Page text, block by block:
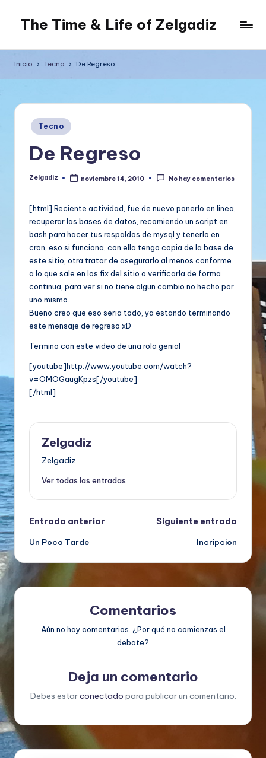
contenido
The Time & Life of Zelgadiz
Dream...
Inicio Tecno De Regreso
Publicado
en
Tecno
De Regreso
Publicado
Zelgadiz noviembre 14, 2010 No hay comentarios
[html] Reciente actividad, fue de nuevo ponerlo en linea,
recuperar las bases de datos, recomiendo un script en
bash para hacer tus respaldos de mysql y tenerlo en
cron, eso si funciona, con ella tengo copia de la base de
este sitio, otra tratar de asegurarlo al menos conforme
a lo que sale en los fix del sitio o verificarla de forma
continua, para ver si no tiene algun cambio no hecho por
uno mismo.
Bueno creo que eso seria todo, ya estando terminando
este mensaje de regreso xD
Termino con este video de una rola genial
[youtube]http://www.youtube.com/watch?
v=OMOGaugKpzs[/youtube]
[/html]
Zelgadiz
Zelgadiz
Ver todas las entradas
Navegación
de
entradas
Entrada anterior
Un Poco Tarde
Siguiente entrada
Incripcion
Comentarios
Aún no hay comentarios. ¿Por qué no comienzas el
debate?
Deja un comentario
Debes estarconectado para publicar un comentario.